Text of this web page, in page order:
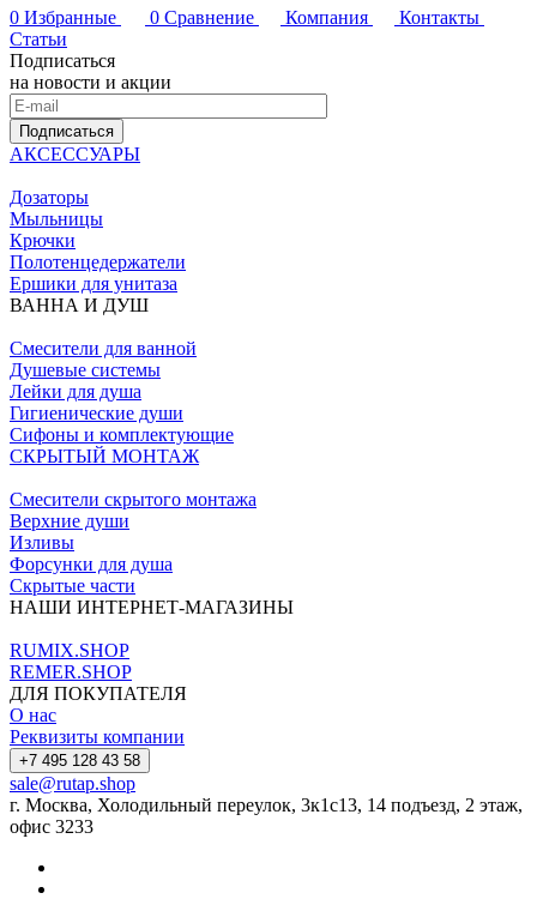
0 Избранные 0 Сравнение Компания
Контакты
Статьи
Подписаться
на новости и акции
Подписаться
АКСЕССУАРЫ
Дозаторы
Мыльницы
Крючки
Полотенцедержатели
Ершики для унитаза
ВАННА И ДУШ
Смесители для ванной
Душевые системы
Лейки для душа
Гигиенические души
Сифоны и комплектующие
СКРЫТЫЙ МОНТАЖ
Смесители скрытого монтажа
Верхние души
Изливы
Форсунки для душа
Скрытые части
НАШИ ИНТЕРНЕТ-МАГАЗИНЫ
RUMIX.SHOP
REMER.SHOP
ДЛЯ ПОКУПАТЕЛЯ
О нас
Реквизиты компании
+7 495 128 43 58
sale@rutap.shop
г. Москва, Холодильный переулок, 3к1с13, 14 подъезд, 2 этаж,
офис 3233